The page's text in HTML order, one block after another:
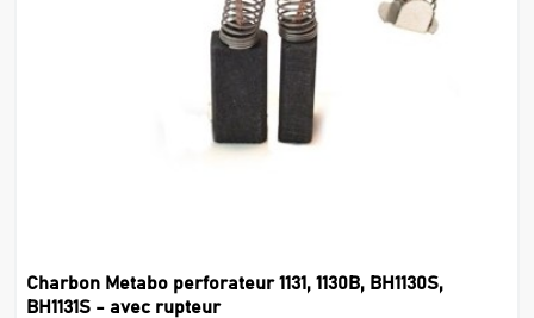
Charbon Metabo perforateur 1131, 1130B, BH1130S,
BH1131S - avec rupteur